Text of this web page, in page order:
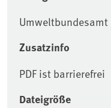
Umweltbundesamt
Zusatzinfo
PDF ist barrierefrei
Dateigröße